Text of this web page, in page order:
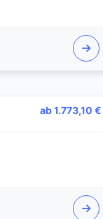
ab 1.773,10 €